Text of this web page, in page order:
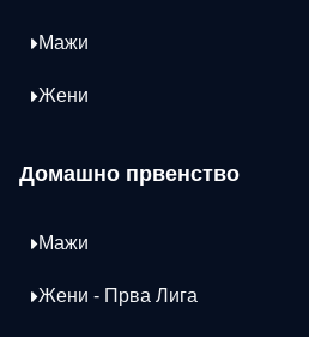
Мажи
Жени
Домашно првенство
Мажи
Жени - Прва Лига